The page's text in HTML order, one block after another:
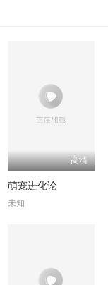
高清
萌宠进化论
未知